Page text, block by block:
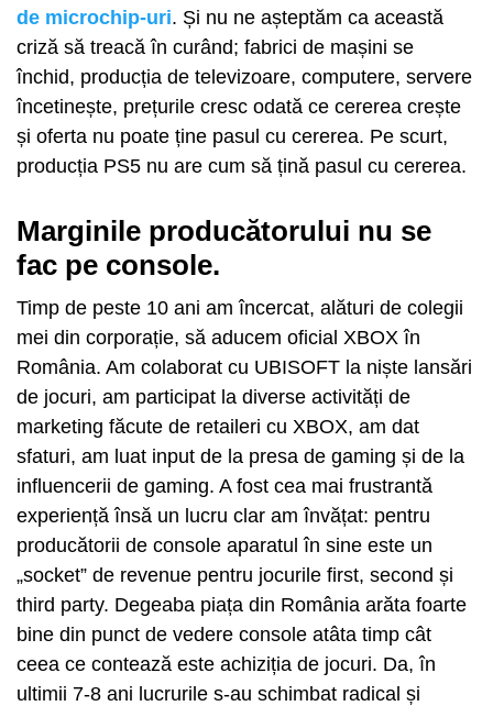
de microchip-uri. Și nu ne așteptăm ca această
criză să treacă în curând; fabrici de mașini se
închid, producția de televizoare, computere, servere
încetinește, prețurile cresc odată ce cererea crește
și oferta nu poate ține pasul cu cererea. Pe scurt,
producția PS5 nu are cum să țină pasul cu cererea.
Marginile producătorului nu se
fac pe console.
Timp de peste 10 ani am încercat, alături de colegii
mei din corporație, să aducem oficial XBOX în
România. Am colaborat cu UBISOFT la niște lansări
de jocuri, am participat la diverse activități de
marketing făcute de retaileri cu XBOX, am dat
sfaturi, am luat input de la presa de gaming și de la
influencerii de gaming. A fost cea mai frustrantă
experiență însă un lucru clar am învățat: pentru
producătorii de console aparatul în sine este un
„socket” de revenue pentru jocurile first, second și
third party. Degeaba piața din România arăta foarte
bine din punct de vedere console atâta timp cât
ceea ce contează este achiziția de jocuri. Da, în
ultimii 7-8 ani lucrurile s-au schimbat radical și